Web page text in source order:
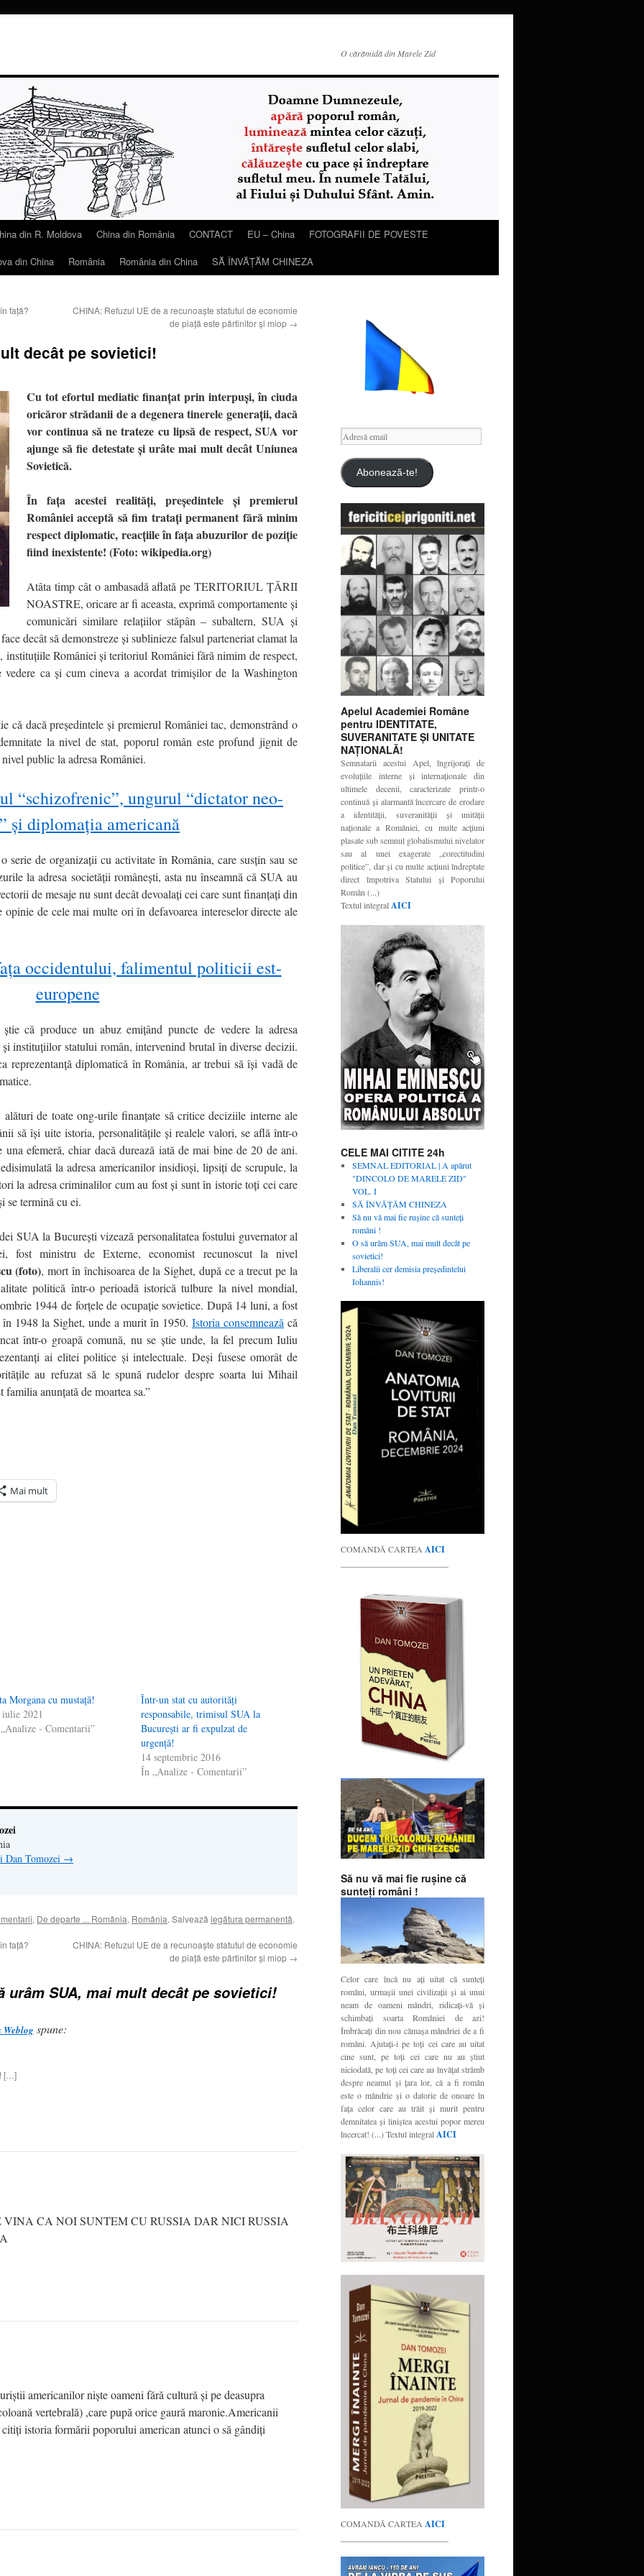
O cărămidă din Marele Zid
din R. Moldova China din România CONTACT EU – China
FOTOGRAFII DE POVESTE
din China România România din China SĂ ÎNVĂŢĂM CHINEZA
faţă?
CHINA: Refuzul UE de a recunoaşte statutul de economie
de piață este părtinitor și miop →
decât pe sovietici!
Cu tot efortul mediatic finanțat prin interpuși, în ciuda
oricăror strădanii de a degenera tinerele generații, dacă
vor continua să ne trateze cu lipsă de respect, SUA vor
ajunge să fie detestate și urâte mai mult decât Uniunea
Sovietică.
În fața acestei realități, președintele și premierul
României acceptă să fim tratați permanent fără minim
respect diplomatic, reacțiile în fața abuzurilor de poziție
fiind inexistente! (Foto: wikipedia.org)
Atâta timp cât o ambasadă aflată pe TERITORIUL ȚĂRII
NOASTRE, oricare ar fi aceasta, exprimă comportamente și
comunicări similare relațiilor stăpân – subaltern, SUA și
decât să demonstreze și sublinieze falsul parteneriat clamat la
României și teritoriul României fără nimim de respect,
ca și cum cineva a acordat trimișilor de la Washington
că dacă președintele și premierul României tac, demonstrând o
la nivel de stat, poporul român este profund jignit de
public la adresa României.
“schizofrenic”, ungurul “dictator neo-
şi diplomația americană
serie de organizații cu activitate în România, care susțin sau se
la adresa societății românești, asta nu înseamnă că SUA au
de mesaje nu sunt decât devoalați cei care sunt finanțați din
de cele mai multe ori în defavoarea intereselor directe ale
occidentului, falimentul politicii est-
europene
că produce un abuz emițând puncte de vedere la adresa
instituțiilor statului român, intervenind brutal în diverse decizii.
reprezentanță diplomatică în România, ar trebui să își vadă de
de toate ong-urile finanțate să critice deciziile interne ale
să își uite istoria, personalitățile și realele valori, se află într-o
una efemeră, chiar dacă durează iată de mai bine de 20 de ani.
la adresa americanilor insidioși, lipsiți de scrupule, la
la adresa criminalilor cum au fost și sunt în istorie toți cei care
se termină cu ei.
SUA la București vizează personalitatea fostului guvernator al
fost ministru de Externe, economist recunoscut la nivel
(foto), mort în închisoarea de la Sighet, după ce a trecut pe la
politică într-o perioadă istorică tulbure la nivel mondial,
1944 de forțele de ocupație sovietice. După 14 luni, a fost
1948 la Sighet, unde a murit în 1950. Istoria consemnează că
într-o groapă comună, nu se știe unde, la fel precum Iuliu
ai elitei politice și intelectuale. Deși fusese omorât de
au refuzat să le spună rudelor despre soarta lui Mihail
anunțată de moartea sa.”
Mai mult
Morgana cu mustață!
iulie 2021
- Comentarii”
Într-un stat cu autorități
responsabile, trimisul SUA la
București ar fi expulzat de
urgență!
14 septembrie 2016
În „Analize - Comentarii”
Dan Tomozei →
, De departe ... România, România. Salvează legătura permanentă.
faţă?
CHINA: Refuzul UE de a recunoaşte statutul de economie
de piață este părtinitor și miop →
urâm SUA, mai mult decât pe sovietici!
Weblog spune:
[…]
CA NOI SUNTEM CU RUSSIA DAR NICI RUSSIA
americanilor niște oameni fără cultură și pe deasupra
vertebrală) ,care pupă orice gaură maronie.Americanii
istoria formării poporului american atunci o să gândiți
Adresă
email
Abonează-te!
Apelul Academiei Române
pentru IDENTITATE,
SUVERANITATE ŞI UNITATE
NAŢIONALĂ!
Semnatarii acestui Apel, îngrijoraţi de
evoluţiile interne şi internaţionale din
ultimele decenii, caracterizate printr-o
continuă şi alarmantă încercare de erodare
a identităţii, suveranităţii şi unităţii
naţionale a României, cu multe acţiuni
plasate sub semnul globalismului nivelator
sau al unei exagerate „corectitudini
politice”, dar şi cu multe acţiuni îndreptate
direct împotriva Statului şi Poporului
Român (...)
Textul integralAICI
CELE MAI CITITE 24h
SEMNAL EDITORIAL | A apărut
"DINCOLO DE MARELE ZID"
VOL. I
SĂ ÎNVĂŢĂM CHINEZA
Să nu vă mai fie rușine că sunteți
români !
O să urâm SUA, mai mult decât pe
sovietici!
Liberalii cer demisia preşedintelui
Iohannis!
COMANDĂ CARTEA AICI
Să nu vă mai fie ruşine că
sunteţi români !
Celor care încă nu aţi uitat că sunteţi
români, urmaşii unei civilizaţii şi ai unui
neam de oameni mândri, ridicaţi-vă şi
schimbaţi soarta României de azi!
Îmbrăcaţi din nou cămaşa mândriei de a fi
români. Ajutaţi-i pe toţi cei care au uitat
cine sunt, pe toţi cei care nu au ştiut
niciodată, pe toţi cei care au învăţat strâmb
despre neamul şi ţara lor, că a fi român
este o mândrie şi o datorie de onoare în
faţa celor care au trăit şi murit pentru
demnitatea şi liniştea acestui popor mereu
încercat! (...) Textul integralAICI
COMANDĂ CARTEA AICI